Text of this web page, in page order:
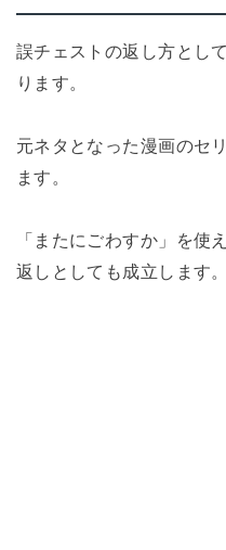
誤チェストの返し方とし
ります。
元ネタとなった漫画のセ
ます。
「またにごわすか」を使
返しとしても成立します。